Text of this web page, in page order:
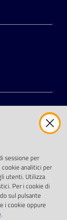
sessione per
analitici per
utenti. Utilizza
Per i cookie di
sul pulsante
i cookie oppure
.